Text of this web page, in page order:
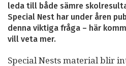
leda till både sämre
Special Nest har under åren
denna viktiga fråga – här
vill veta mer.
Special Nests material blir